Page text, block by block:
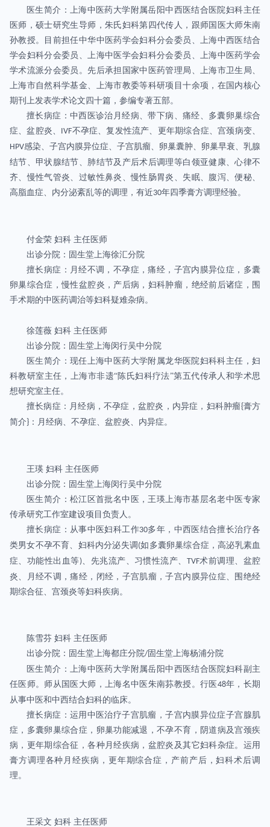
医生简介：上海中医药大学附属岳阳中西医结合医院妇科主任
医师，硕士研究生导师，朱氏妇科第四代传人，跟师国医大师朱南
孙教授。目前担任中华中医药学会妇科分会委员、上海中西医结合
学会妇科分会委员、上海中医学会妇科分会委员、上海中医药学会
学术流派分会委员。先后承担国家中医药管理局、上海市卫生局、
上海市自然科学基金、上海市教委等科研项目十余项，在国内核心
期刊上发表学术论文四十篇，参编专著五部。
擅长病症：中西医诊治月经病、带下病、痛经、多囊卵巢综合
症、盆腔炎、 IVF不孕症、复发性流产、更年期综合症、宫颈病变、
HPV感染、子宫内膜异位症、子宫肌瘤、卵巢囊肿、卵巢早衰、乳腺
结节、甲状腺结节、肺结节及产后术后调理等白领亚健康、心律不
齐、慢性气管炎、过敏性鼻炎、慢性肠胃炎、失眠、腹泻、便秘、
高脂血症、内分泌紊乱等的调理，有近30年四季膏方调理经验。
付金荣 妇科 主任医师
出诊分院：固生堂上海徐汇分院
擅长病症：月经不调，不孕症，痛经，子宫内膜异位症，多囊
卵巢综合症，慢性盆腔炎，产后病，妇科肿瘤，绝经前后诸症，围
手术期的中医药调治等妇科疑难杂病。
徐莲薇 妇科 主任医师
出诊分院：固生堂上海闵行吴中分院
医生简介：现任上海中医药大学附属龙华医院妇科科主任，妇
科教研室主任，上海市非遗“陈氏妇科疗法”第五代传承人和学术思
想研究室主任。
擅长病症：月经病，不孕症，盆腔炎，内异症，妇科肿瘤{膏方
简介 } ：月经病、不孕症、盆腔炎、内异症。
王瑛 妇科 主任医师
出诊分院：固生堂上海闵行吴中分院
医生简介：松江区首批名中医，王瑛上海市基层名老中医专家
传承研究工作室建设项目负责人。
擅长病症：从事中医妇科工作30多年，中西医结合擅长治疗各
类男女不孕不育、妇科内分泌失调 (如多囊卵巢综合症，高泌乳素血
症、功能性出血等)、先兆流产、习惯性流产、 TVF术前调理、盆腔
炎、月经不调，痛经，闭经，子宫肌瘤，子宫内膜异位症、围绝经
期综合征、宫颈炎等妇科疾病。
陈雪芬 妇科 主任医师
出诊分院：固生堂上海都庄分院/固生堂上海杨浦分院
医生简介：上海中医药大学附属岳阳中西医结合医院妇科副主
任医师。师从国医大师，上海名中医朱南荪教授。行医48年，长期
从事中医和中西结合妇科的临床。
擅长病症：运用中医治疗子宫肌瘤，子宫内膜异位症子宫腺肌
症，多囊卵巢综合症，卵巢功能减退，不孕不育，阴道病及宫颈疾
病，更年期综合征，各种月经疾病，盆腔炎及其它妇科杂症。运用
膏方调理各种月经疾病，更年期综合症，产前产后，妇科术后调
理。
王采文 妇科 主任医师